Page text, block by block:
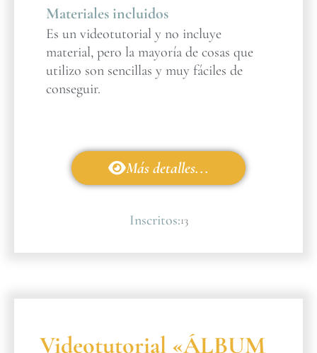
Materiales incluidos
Es un videotutorial y no incluye
material, pero la mayoría de cosas que
utilizo son sencillas y muy fáciles de
conseguir.
Más detalles...
Inscritos:13
Videotutorial «ÁLBUM